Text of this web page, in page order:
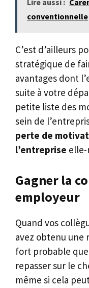
Lire aussi :
conventionnelle
C’est d’ailleurs
stratégique de
avantages dont
suite à votre
petite liste des
sein de
perte de
l’entreprise
Gagner la
employeur
Quand vos
avez obtenu
fort probable
repasser sur le
même si cela